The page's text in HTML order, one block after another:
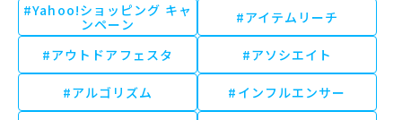
#Yahoo!ショッピング キャ
ンペーン
#アイテムリーチ
#アウトドアフェスタ #アソシエイト
#アルゴリズム #インフルエンサー